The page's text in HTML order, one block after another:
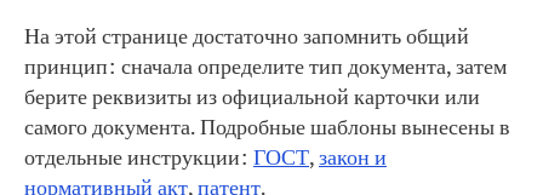
На этой странице достаточно запомнить общий
принцип: сначала определите тип документа, затем
берите реквизиты из официальной карточки или
самого документа. Подробные шаблоны вынесены в
отдельные инструкции: ГОСТ,закон и
нормативный акт,патент.